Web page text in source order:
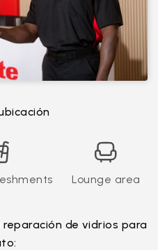
Lounge area
de vidrios para